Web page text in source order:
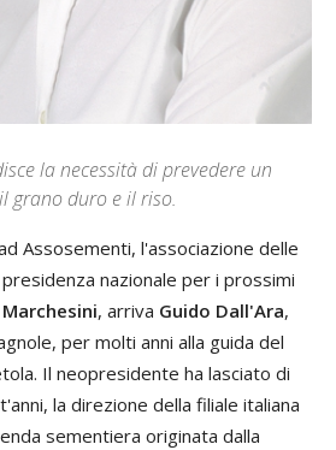
la necessità di prevedere un
grano duro e il riso.
Assosementi, l'associazione delle
nazionale per i prossimi
, arriva Guido Dall'Ara,
per molti anni alla guida del
Il neopresidente ha lasciato di
la direzione della filiale italiana
sementiera originata dalla